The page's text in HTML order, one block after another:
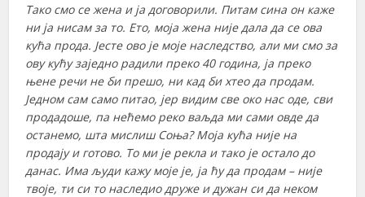
Тако смо се жена и ја договорили. Питам сина он каже
ни ја нисам за то. Ето, моја жена није дала да се ова
кућа прода. Јесте ово је моје наследство, али ми смо за
ову кућу заједно радили преко 40 година, ја преко
њене речи не би прешо, ни кад би хтео да продам.
Једном сам само питао, јер видим све око нас оде, сви
продадоше, па нећемо реко ваљда ми сами овде да
останемо, шта мислиш Соња? Моја кућа није на
продају и готово. То ми је рекла и тако је остало до
данас. Има људи кажу моје је, ја ћу да продам – није
твоје, ти си то наследио друже и дужан си да неком